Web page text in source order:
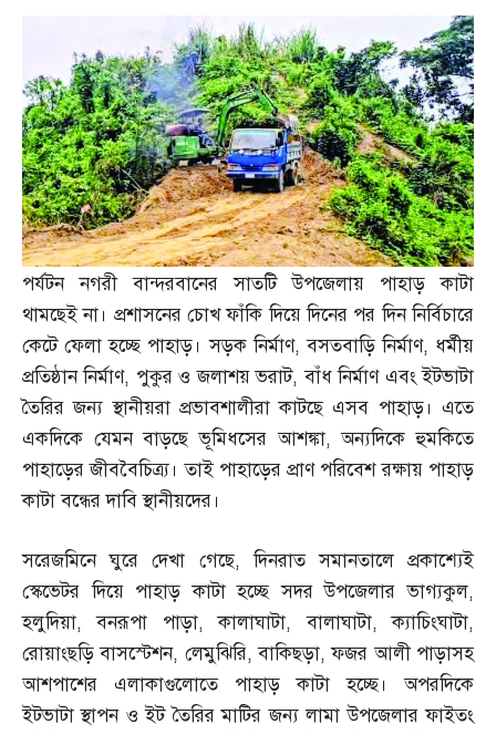
পর্যটন নগরী বান্দরবানের সাতটি উপজেলায় পাহাড় কাটা
থামছেই না। প্রশাসনের চোখ ফাঁকি দিয়ে দিনের পর দিন নির্বিচারে
কেটে ফেলা হচ্ছে পাহাড়। সড়ক নির্মাণ,বসতবাড়ি নির্মাণ, ধর্মীয়
প্রতিষ্ঠান নির্মাণ, পুকুর ও জলাশয় ভরাট,বাঁধ নির্মাণ এবং ইটভাটা
তৈরির জন্য স্থানীয়রা প্রভাবশালীরা কাটছে এসব পাহাড়। এতে
একদিকে যেমন বাড়ছে ভূমিধসের আশঙ্কা,অন্যদিকে হুমকিতে
পাহাড়ের জীববৈচিত্র্য। তাই পাহাড়ের প্রাণ পরিবেশ রক্ষায় পাহাড়
কাটা বন্ধের দাবি স্থানীয়দের।
সরেজমিনে ঘুরে দেখা গেছে,দিনরাত সমানতালে প্রকাশ্যেই
স্কেভেটর দিয়ে পাহাড় কাটা হচ্ছে সদর উপজেলার ভাগ্যকুল,
হলুদিয়া,বনরূপা পাড়া,কালাঘাটা,বালাঘাটা,ক্যাচিংঘাটা,
রোয়াংছড়ি বাসস্টেশন, লেমুঝিরি,বাকিছড়া,ফজর আলী পাড়াসহ
আশপাশের এলাকাগুলোতে পাহাড় কাটা হচ্ছে। অপরদিকে
ইটভাটা স্থাপন ও ইট তৈরির মাটির জন্য লামা উপজেলার ফাইতং